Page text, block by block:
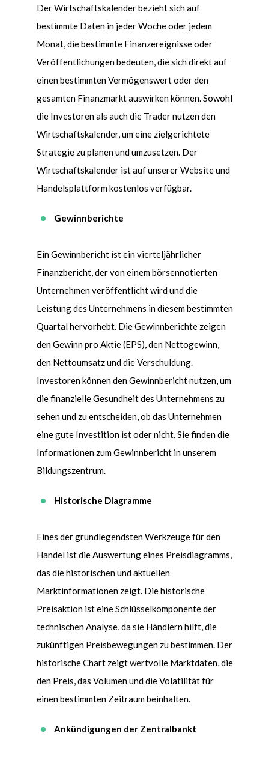
Der Wirtschaftskalender bezieht sich auf
bestimmte Daten in jeder Woche oder jedem
Monat, die bestimmte Finanzereignisse oder
Veröffentlichungen bedeuten, die sich direkt auf
einen bestimmten Vermögenswert oder den
gesamten Finanzmarkt auswirken können. Sowohl
die Investoren als auch die Trader nutzen den
Wirtschaftskalender, um eine zielgerichtete
Strategie zu planen und umzusetzen. Der
Wirtschaftskalender ist auf unserer Website und
Handelsplattform kostenlos verfügbar.
Gewinnberichte
Ein Gewinnbericht ist ein vierteljährlicher
Finanzbericht, der von einem börsennotierten
Unternehmen veröffentlicht wird und die
Leistung des Unternehmens in diesem bestimmten
Quartal hervorhebt. Die Gewinnberichte zeigen
den Gewinn pro Aktie (EPS), den Nettogewinn,
den Nettoumsatz und die Verschuldung.
Investoren können den Gewinnbericht nutzen, um
die finanzielle Gesundheit des Unternehmens zu
sehen und zu entscheiden, ob das Unternehmen
eine gute Investition ist oder nicht. Sie finden die
Informationen zum Gewinnbericht in unserem
Bildungszentrum.
Historische Diagramme
Eines der grundlegendsten Werkzeuge für den
Handel ist die Auswertung eines Preisdiagramms,
das die historischen und aktuellen
Marktinformationen zeigt. Die historische
Preisaktion ist eine Schlüsselkomponente der
technischen Analyse, da sie Händlern hilft, die
zukünftigen Preisbewegungen zu bestimmen. Der
historische Chart zeigt wertvolle Marktdaten, die
den Preis, das Volumen und die Volatilität für
einen bestimmten Zeitraum beinhalten.
Ankündigungen der Zentralbankt